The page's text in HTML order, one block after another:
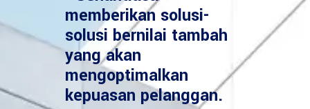
memberikan solusi-
solusi bernilai tambah
yang akan
mengoptimalkan
kepuasan pelanggan.